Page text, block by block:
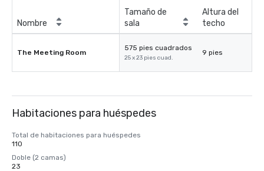
Nombre
Tamaño de
sala
Altura del
techo
The Meeting Room
575 pies cuadrados
25 x 23 pies cuad.
9 pies
Habitaciones para huéspedes
Total de habitaciones para huéspedes
110
Doble (2 camas)
23